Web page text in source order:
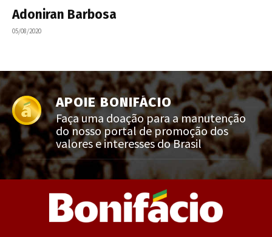
Adoniran Barbosa
05/08/2020
APOIE BONIFÁCIO
Faça uma doação para a manutenção
do nosso portal de promoção dos
valores e interesses do Brasil